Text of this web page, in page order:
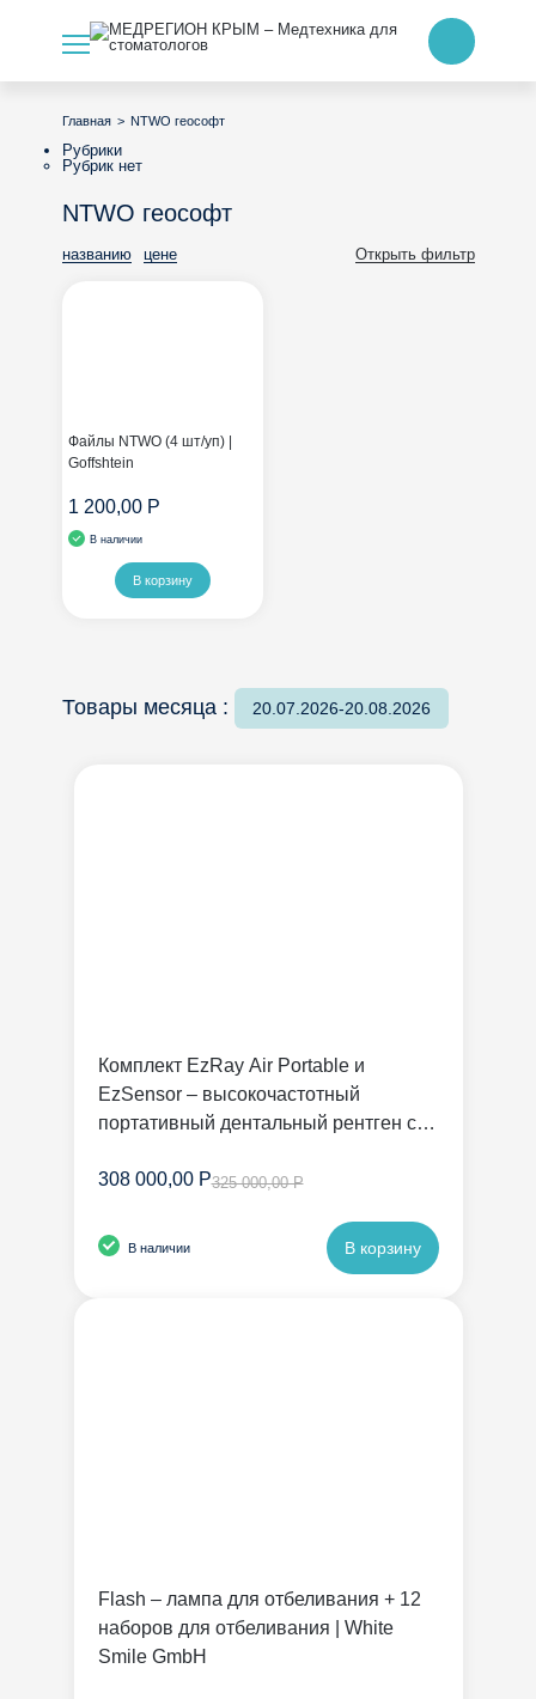
Главная > NTWO геософт
Рубрики
Рубрик нет
NTWO геософт
названию цене Открыть фильтр
Файлы NTWO (4 шт/уп) |
Goffshtein
1 200,00 Р
В наличии
В корзину
Товары месяца : 20.07.2026-20.08.2026
Комплект EzRay Air Portable и
EzSensor – высокочастотный
портативный дентальный рентген с
308 000,00 Р325 000,00 Р
В наличии В корзину
Flash – лампа для отбеливания + 12
наборов для отбеливания | White
Smile GmbH